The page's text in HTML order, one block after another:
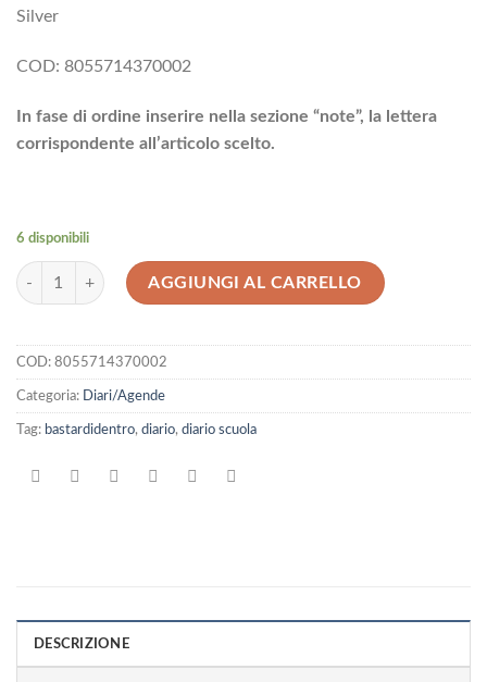
Silver
COD: 8055714370002
In fase di ordine inserire nella sezione “note”, la lettera
corrispondente all’articolo scelto.
6 disponibili
Diario Standard 16 Mesi 2026/2027 Bastardidentro Gold & Silver
AGGIUNGI AL CARRELLO
COD: 8055714370002
Categoria: Diari/Agende
Tag: bastardidentro, diario, diario scuola
DESCRIZIONE